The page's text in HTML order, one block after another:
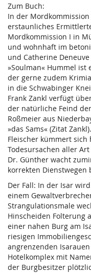
Zum Buch:
In der
erstaunliches
Mordkommission I in
und wohnhaft im
und Catherine
»Soulman« Hummel
der gerne zudem
in die Schwabinger
Frank Zankl verfügt
der natürliche Feind
Roßmeier aus
»das Sams« (Zitat
Fleischer kümmert
Todesursachen aller
Dr. Günther wacht
korrekten Dienstwegen
Der Fall: In der Isar
einem
Strangulationsmale
Hinscheiden Folterung
einer nahen Burg am
riesigen
angrenzenden
Hotelkomplex mit
der Burgbesitzer